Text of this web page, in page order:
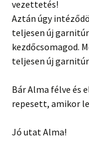
vezettetés!
Aztán úgy
teljesen új
kezdőcsomagod.
teljesen új
Bár Alma félve és
repesett, amikor
Jó utat Alma!